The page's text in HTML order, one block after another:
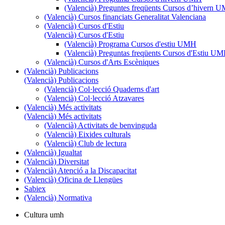
(Valencià) Preguntes freqüents Cursos d’hivern
(Valencià) Cursos financiats Generalitat Valenciana
(Valencià) Cursos d'Estiu
(Valencià) Cursos d'Estiu
(Valencià) Programa Cursos d'estiu UMH
(Valencià) Preguntas freqüents Cursos d'Estiu
(Valencià) Cursos d'Arts Escèniques
(Valencià) Publicacions
(Valencià) Publicacions
(Valencià) Col·lecció Quaderns d'art
(Valencià) Col·lecció Atzavares
(Valencià) Més activitats
(Valencià) Més activitats
(Valencià) Activitats de benvinguda
(Valencià) Eixides culturals
(Valencià) Club de lectura
(Valencià) Igualtat
(Valencià) Diversitat
(Valencià) Atenció a la Discapacitat
(Valencià) Oficina de Llengües
Sabiex
(Valencià) Normativa
Cultura umh